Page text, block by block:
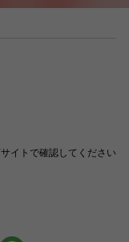
イトで確認してください